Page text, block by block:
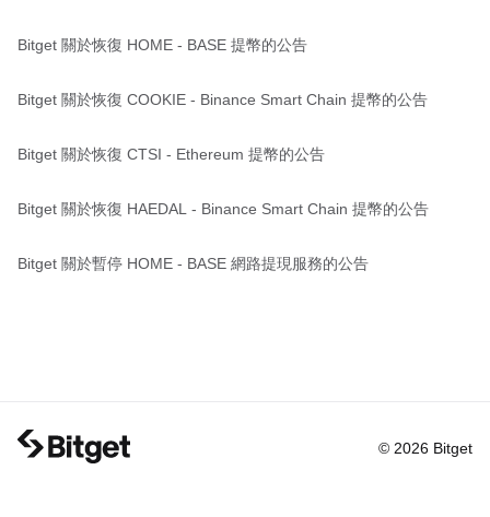
Bitget 關於恢復 HOME - BASE 提幣的公告
Bitget 關於恢復 COOKIE - Binance Smart Chain 提幣的公告
Bitget 關於恢復 CTSI - Ethereum 提幣的公告
Bitget 關於恢復 HAEDAL - Binance Smart Chain 提幣的公告
Bitget 關於暫停 HOME - BASE 網路提現服務的公告
© 2026 Bitget